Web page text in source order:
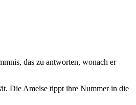
das zu antworten, wonach er
Die Ameise tippt ihre Nummer in die